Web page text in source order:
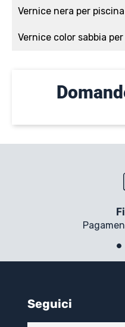
Vernice nera per piscina
Vernice color sabbia
Seguici